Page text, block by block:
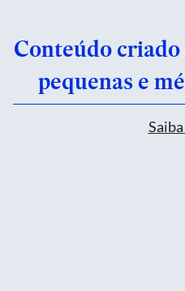
Conteúdo
pequenas e